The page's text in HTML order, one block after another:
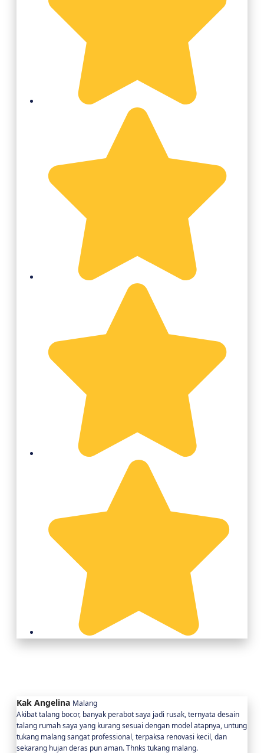
Kak Angelina Malang
Akibat talang bocor, banyak perabot saya jadi rusak, ternyata desain
talang rumah saya yang kurang sesuai dengan model atapnya, untung
tukang malang sangat professional, terpaksa renovasi kecil, dan
sekarang hujan deras pun aman. Thnks tukang malang.